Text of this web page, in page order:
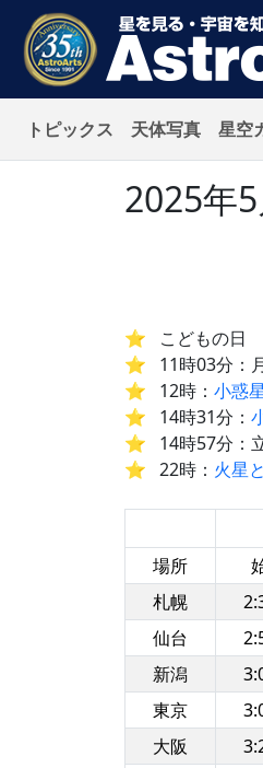
トピックス 天体写真 星空
2025年
こどもの日
11時03分：
12時： 小惑
14時31分：
14時57分：
22時： 火星
場所
札幌
仙台
新潟
東京
大阪